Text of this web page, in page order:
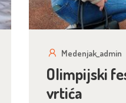
Medenjak_admin
Olimpijski
vrtića